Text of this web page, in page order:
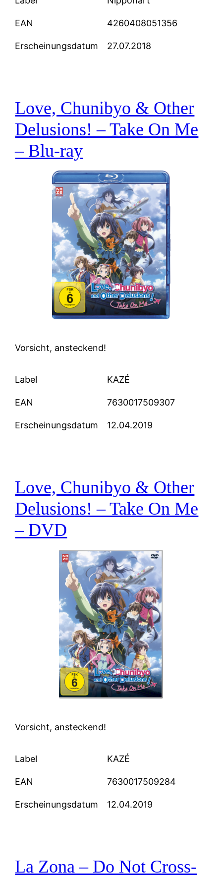
EAN 4260408051356
Erscheinungsdatum 27.07.2018
Love, Chunibyo & Other
Delusions! – Take On Me
– Blu-ray
Vorsicht, ansteckend!
Label KAZÉ
EAN 7630017509307
Erscheinungsdatum 12.04.2019
Love, Chunibyo & Other
Delusions! – Take On Me
– DVD
Vorsicht, ansteckend!
Label KAZÉ
EAN 7630017509284
Erscheinungsdatum 12.04.2019
La Zona – Do Not Cross-